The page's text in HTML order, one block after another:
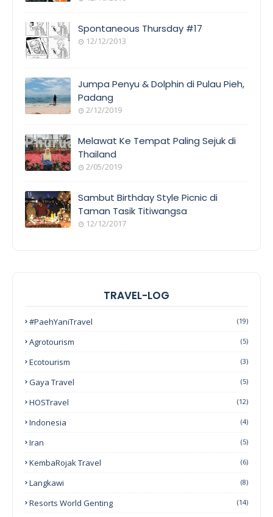
Spontaneous Thursday #17
12/12/2013
Jumpa Penyu & Dolphin di Pulau Pieh,
Padang
2/12/2019
Melawat Ke Tempat Paling Sejuk di
Thailand
2/05/2019
Sambut Birthday Style Picnic di
Taman Tasik Titiwangsa
12/12/2017
TRAVEL-LOG
#PaehYaniTravel (19)
Agrotourism (5)
Ecotourism (3)
Gaya Travel (5)
HOSTravel (12)
Indonesia (4)
Iran (5)
KembaRojak Travel (6)
Langkawi (8)
Resorts World Genting (14)